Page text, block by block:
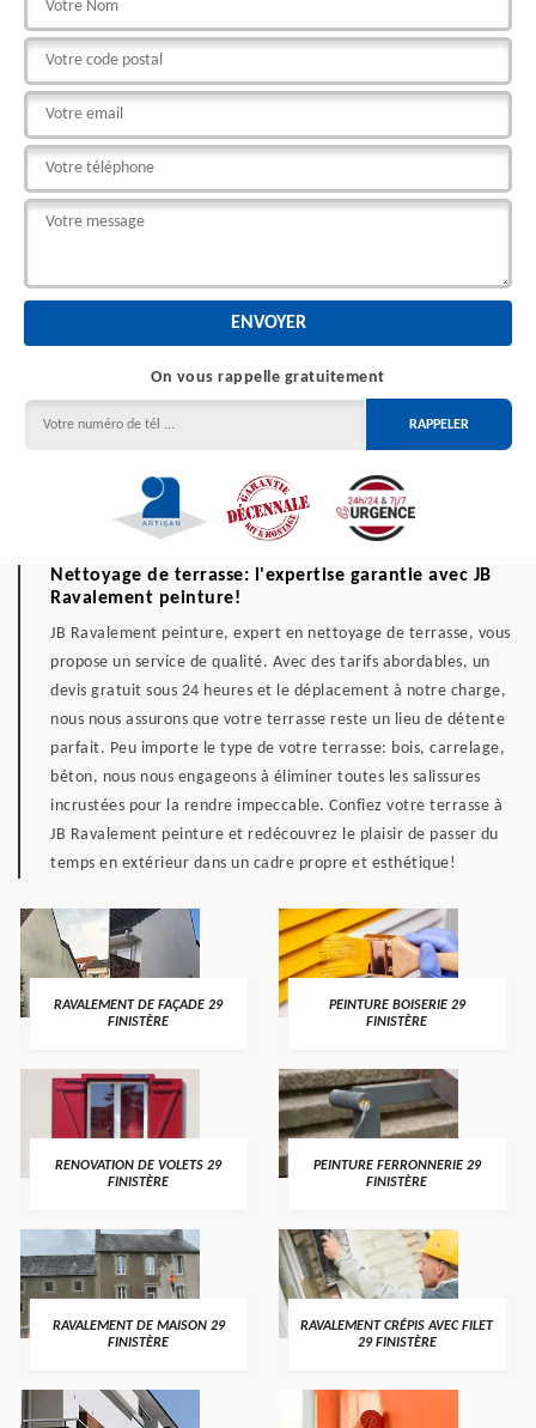
On vous rappelle gratuitement
Nettoyage de terrasse: l'expertise garantie avec JB
Ravalement peinture!
JB Ravalement peinture, expert en nettoyage de terrasse, vous
propose un service de qualité. Avec des tarifs abordables, un
devis gratuit sous 24 heures et le déplacement à notre charge,
nous nous assurons que votre terrasse reste un lieu de détente
parfait. Peu importe le type de votre terrasse: bois, carrelage,
béton, nous nous engageons à éliminer toutes les salissures
incrustées pour la rendre impeccable. Confiez votre terrasse à
JB Ravalement peinture et redécouvrez le plaisir de passer du
temps en extérieur dans un cadre propre et esthétique!
RAVALEMENT DE FAÇADE 29
FINISTÈRE
PEINTURE BOISERIE 29
FINISTÈRE
RENOVATION DE VOLETS 29
FINISTÈRE
PEINTURE FERRONNERIE 29
FINISTÈRE
RAVALEMENT DE MAISON 29
FINISTÈRE
RAVALEMENT CRÉPIS AVEC FILET
29 FINISTÈRE